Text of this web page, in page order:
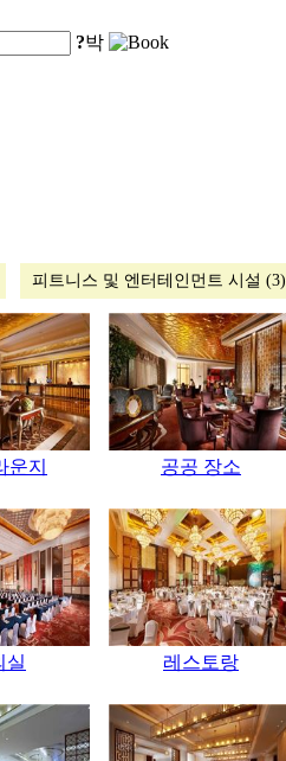
?박
피트니스 및 엔터테인먼트 시설 (3)
운지 공공 장소
실 레스토랑